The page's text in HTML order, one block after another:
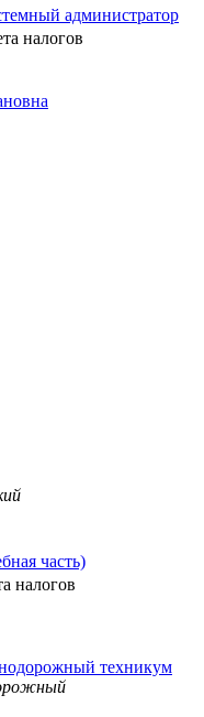
администратор
налогов
часть)
налогов
техникум